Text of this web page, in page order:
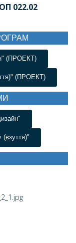
022.02
(ПРОЕКТ)
(ПРОЕКТ)